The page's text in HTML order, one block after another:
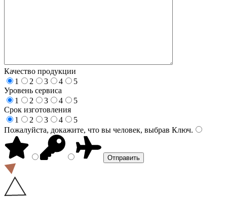
Качество продукции
1
2 3 4
5
Уровень сервиса
1
2 3 4
5
Срок изготовления
1
2 3 4
5
Пожалуйста, докажите, что вы человек, выбрав Ключ.